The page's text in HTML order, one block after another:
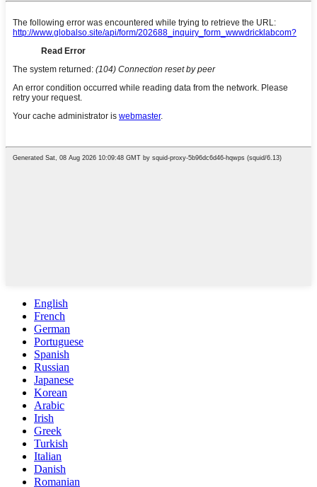
English
French
German
Portuguese
Spanish
Russian
Japanese
Korean
Arabic
Irish
Greek
Turkish
Italian
Danish
Romanian